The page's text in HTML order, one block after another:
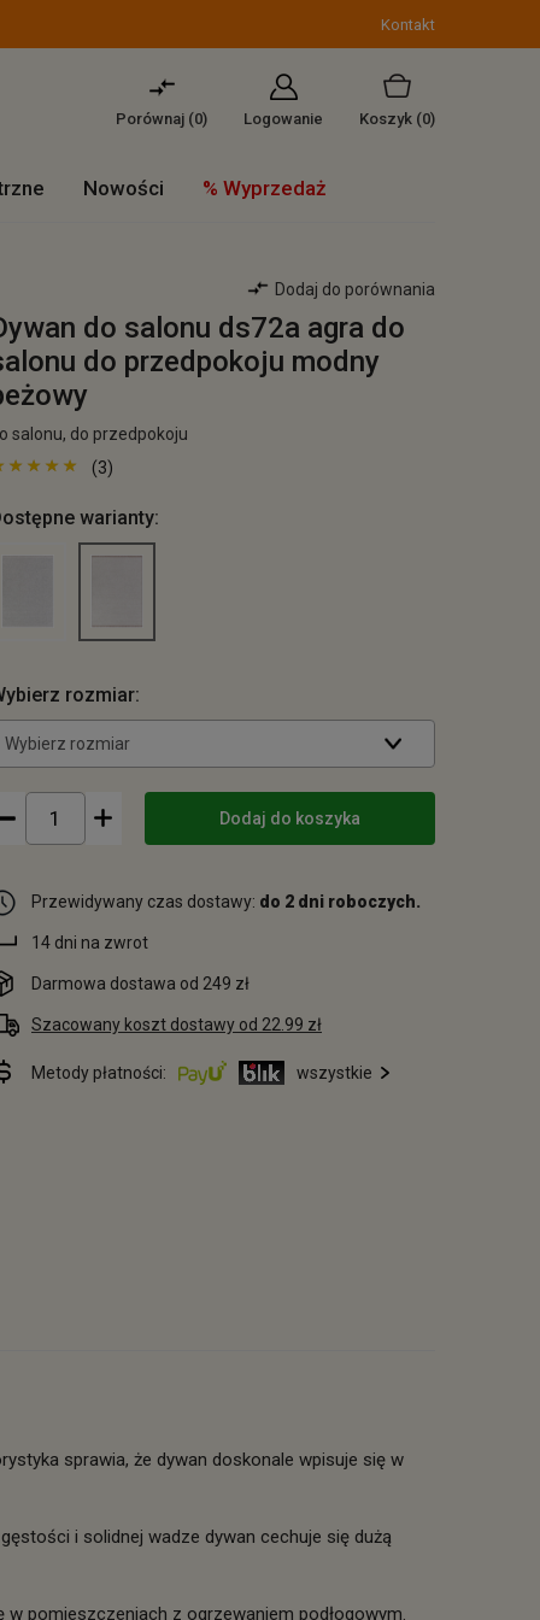
Kontakt
Porównaj (0) Logowanie Koszyk (0)
Nowości % Wyprzedaż
Dodaj do porównania
do salonu ds72a agra do
do przedpokoju modny
salonu, do przedpokoju
(3)
warianty:
rozmiar:
Wybierz rozmiar
Dodaj do koszyka
Przewidywany czas dostawy: do 2 dni roboczych.
14 dni na zwrot
Darmowa dostawa od 249 zł
Szacowany koszt dostawy od 22.99 zł
Metody płatności: wszystkie
sprawia, że dywan doskonale wpisuje się w
i solidnej wadze dywan cechuje się dużą
pomieszczeniach z ogrzewaniem podłogowym.